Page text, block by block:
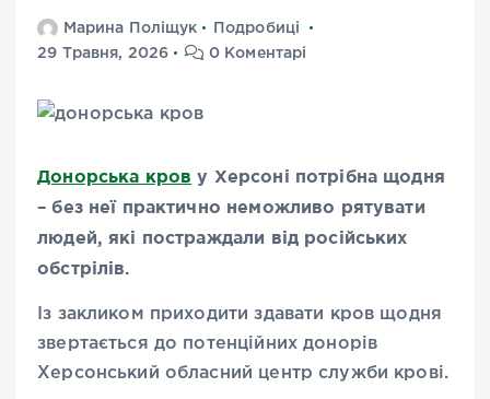
Марина Поліщук
Подробиці
29 Травня, 2026
0 Коментарі
Донорська кров у Херсоні потрібна щодня
– без неї практично неможливо рятувати
людей, які постраждали від російських
обстрілів.
Із закликом приходити здавати кров щодня
звертається до потенційних донорів
Херсонський обласний центр служби крові.